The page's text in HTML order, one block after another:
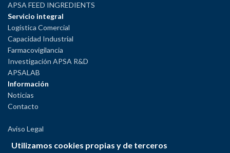
APSA FEED INGREDIENTS
Servicio integral
Logística Comercial
Capacidad Industrial
Farmacovigilancia
Investigación APSA R&D
APSALAB
Información
Noticias
Contacto
Aviso Legal
Utilizamos cookies propias y de terceros